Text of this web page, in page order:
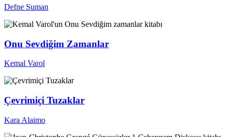
Defne Suman
Onu Sevdiğim Zamanlar
Kemal Varol
Çevrimiçi Tuzaklar
Kara Alaimo